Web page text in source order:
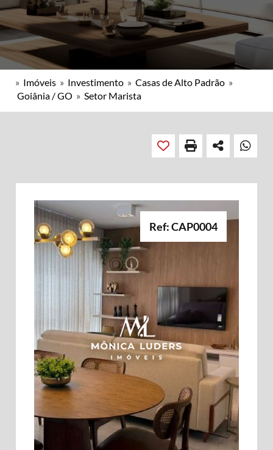
» Imóveis » Investimento » Casas de Alto Padrão »
Goiânia / GO » Setor Marista
Ref: CAP0004